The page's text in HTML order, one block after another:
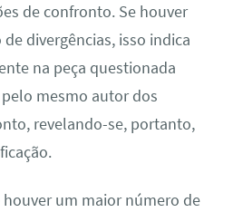
de confronto. Se houver
divergências, isso indica
na peça questionada
mesmo autor dos
revelando-se, portanto,
um maior número de